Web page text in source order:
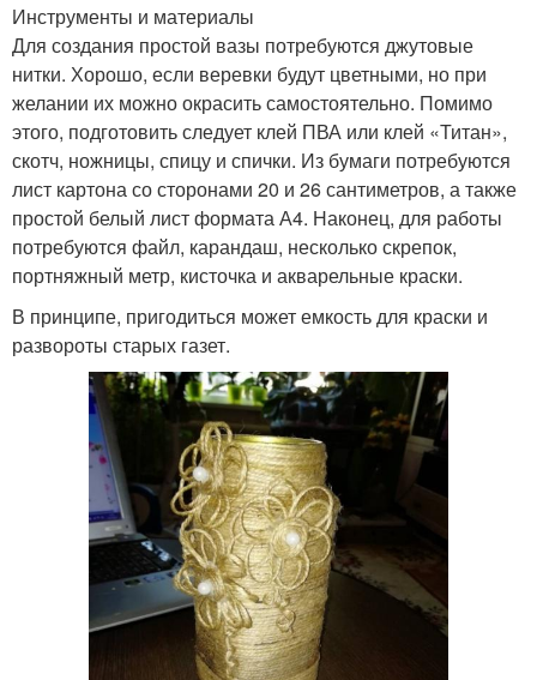
Инструменты и материалы
Для создания простой вазы потребуются джутовые
нитки. Хорошо, если веревки будут цветными, но при
желании их можно окрасить самостоятельно. Помимо
этого, подготовить следует клей ПВА или клей «Титан»,
скотч, ножницы, спицу и спички. Из бумаги потребуются
лист картона со сторонами 20 и 26 сантиметров, а также
простой белый лист формата А4. Наконец, для работы
потребуются файл, карандаш, несколько скрепок,
портняжный метр, кисточка и акварельные краски.
В принципе, пригодиться может емкость для краски и
развороты старых газет.